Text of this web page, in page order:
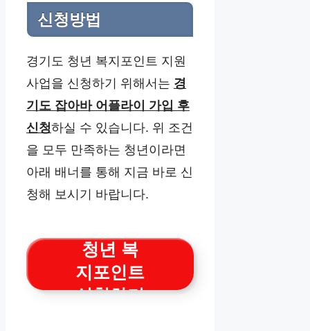
신청방법
경기도 청년 복지포인트 지원
사업을 신청하기 위해서는 경
기도 잡아바 어플라이 가입 후
신청하실 수 있습니다. 위 조건
을 모두 만족하는 청년이라면
아래 배너를 통해 지금 바로 신
청해 보시기 바랍니다.
청년 복
지포인트
신청하기